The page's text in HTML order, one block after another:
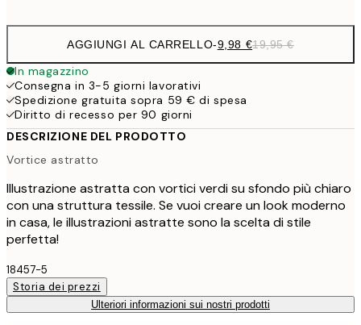
AGGIUNGI AL CARRELLO-9,98 €19,95 €
In magazzino
Consegna in 3-5 giorni lavorativi
Spedizione gratuita sopra 59 € di spesa
Diritto di recesso per 90 giorni
DESCRIZIONE DEL PRODOTTO
Vortice astratto
Illustrazione astratta con vortici verdi su sfondo più chiaro
con una struttura tessile. Se vuoi creare un look moderno
in casa, le illustrazioni astratte sono la scelta di stile
perfetta!
18457-5
Storia dei prezzi
Ulteriori informazioni sui nostri prodotti